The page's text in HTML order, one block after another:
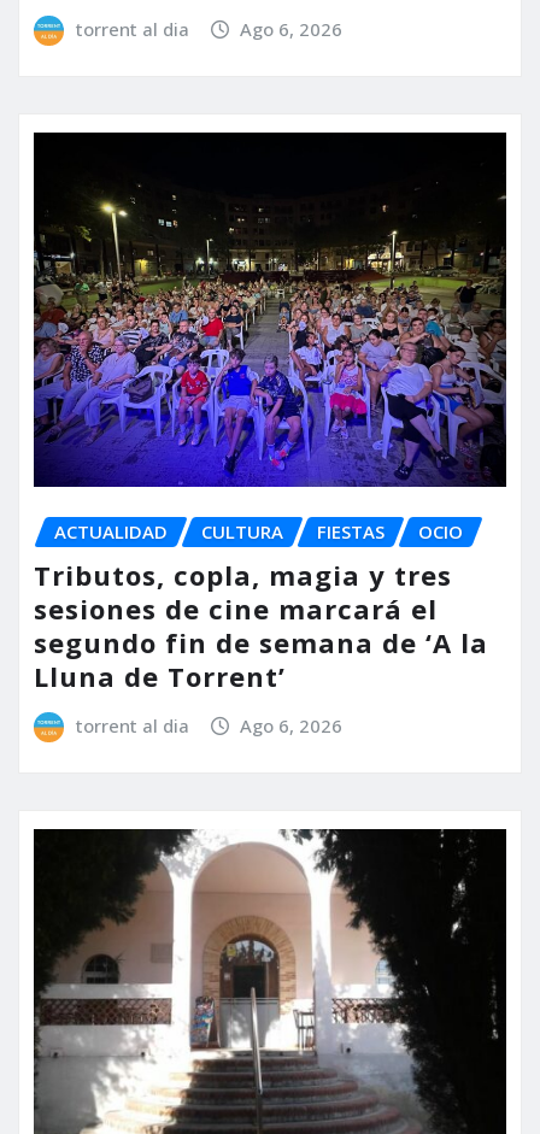
torrent al dia Ago 6, 2026
ACTUALIDAD CULTURA FIESTAS OCIO
Tributos, copla, magia y tres
sesiones de cine marcará el
segundo fin de semana de ‘A la
Lluna de Torrent’
torrent al dia Ago 6, 2026